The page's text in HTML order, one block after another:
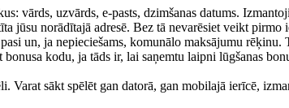
vārds, uzvārds, e-pasts, dzimšanas datums.
jūsu norādītajā adresē. Bez tā nevarēsiet veikt pirmo
un, ja nepieciešams, komunālo maksājumu rēķinu.
kodu, ja tāds ir, lai saņemtu laipni lūgšanas
Varat sākt spēlēt gan datorā, gan mobilajā ierīcē,